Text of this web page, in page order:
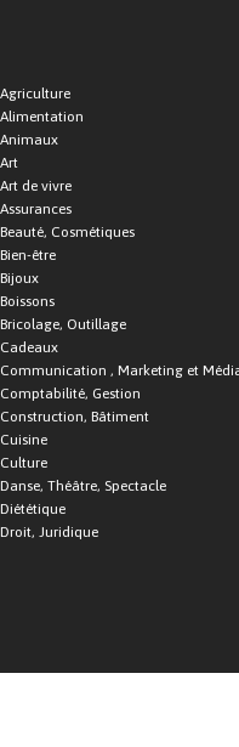
Agriculture
Alimentation
Animaux
Art
Art de vivre
Assurances
Beauté, Cosmétiques
Bien-être
Bijoux
Boissons
Bricolage, Outillage
Cadeaux
Communication , Marketing et
Comptabilité, Gestion
Construction, Bâtiment
Cuisine
Culture
Danse, Théâtre, Spectacle
Diététique
Droit, Juridique